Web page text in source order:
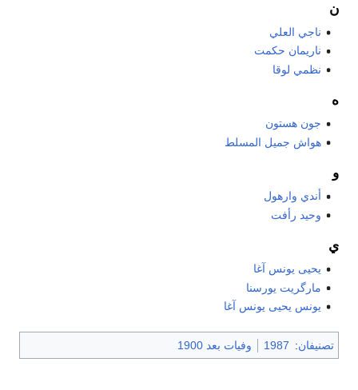
ن
ناجي العلي
ناريمان حكمت
نظمي لوقا
ه
جون هستون
هواش جميل المسلط
و
أندي وارهول
وحيد رأفت
ي
يحيى يونس آغا
مارگريت يورسنا
يونس يحيى يونس آغا
تصنيفان:
1987 وفيات بعد 1900